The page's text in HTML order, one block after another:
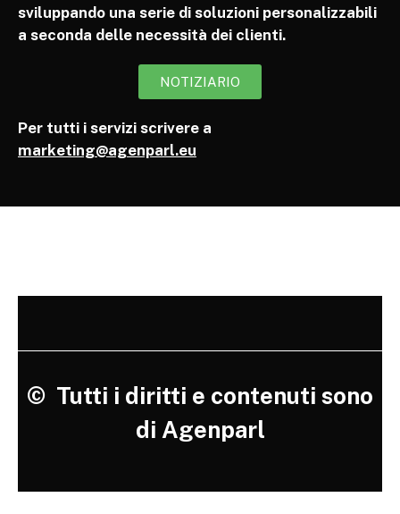
sviluppando una serie di soluzioni personalizzabili
a seconda delle necessità dei clienti.
NOTIZIARIO
Per tutti i servizi scrivere a
marketing@agenparl.eu
© Tutti i diritti e contenuti sono
di Agenparl